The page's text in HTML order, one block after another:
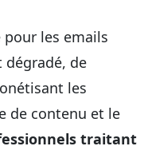
les emails
dégradé, de
les
de contenu et le
traitant